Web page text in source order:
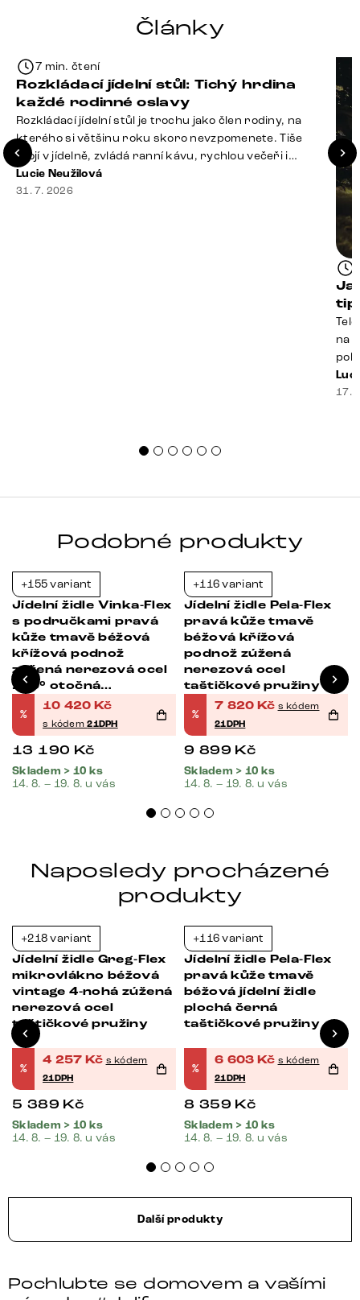
Články
7 min. čtení
Rozkládací jídelní stůl: Tichý hrdina
každé rodinné oslavy
Rozkládací jídelní stůl je trochu jako člen rodiny, na
kterého si většinu roku skoro nevzpomenete. Tiše
stojí v jídelně, zvládá ranní kávu, rychlou večeři i
hromadu dopisů, které je potřeba „někdy vyřídit“. Pak
ale přijdou Vánoce, narozeniny nebo zpráva: „Stavíme
Lucie Neužilová
31. 7. 2026
na
17.
Podobné produkty
+155 variant
Jídelní židle Vinka-Flex
s područkami pravá
kůže tmavě béžová
křížová podnož
zúžená nerezová ocel
180° otočná
taštičkové pružiny
%
10 420 Kč
s kódem21DPH
13 190 Kč
Skladem > 10 ks
14. 8. – 19. 8. u vás
+116 variant
Jídelní židle Pela-Flex
pravá kůže tmavě
béžová křížová
podnož zúžená
nerezová ocel
taštičkové pružiny
%
7 820 Kč s kódem
21DPH
9 899 Kč
Skladem > 10 ks
14. 8. – 19. 8. u vás
Naposledy procházené
produkty
+218 variant
Jídelní židle Greg-Flex
mikrovlákno béžová
vintage 4-nohá zúžená
nerezová ocel
taštičkové pružiny
%
4 257 Kč s kódem
21DPH
5 389 Kč
Skladem > 10 ks
14. 8. – 19. 8. u vás
+116 variant
Jídelní židle Pela-Flex
pravá kůže tmavě
béžová jídelní židle
plochá černá
taštičkové pružiny
%
6 603 Kč s kódem
21DPH
8 359 Kč
Skladem > 10 ks
14. 8. – 19. 8. u vás
Další produkty
Pochlubte se domovem a vašími